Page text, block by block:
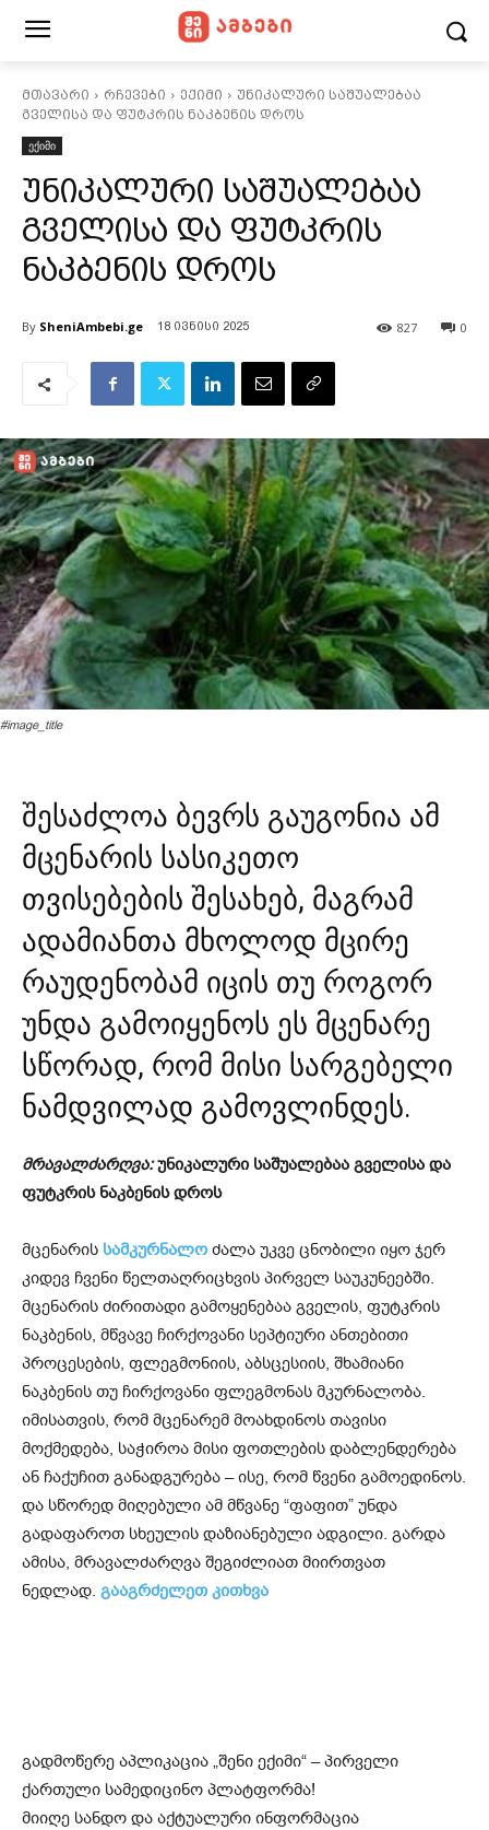
მთავარი რჩევები ექიმი
უნიკალური საშუალებაა
გველისა და ფუტკრის ნაკბენის დროს
ექიმი
უნიკალური საშუალებაა
გველისა და ფუტკრის
ნაკბენის დროს
By SheniAmbebi.ge 18 ივნისი 2025 0
827
#image_title
შესაძლოა ბევრს გაუგონია ამ
მცენარის სასიკეთო
თვისებების შესახებ, მაგრამ
ადამიანთა მხოლოდ მცირე
რაუდენობამ იცის თუ როგორ
უნდა გამოიყენოს ეს მცენარე
სწორად, რომ მისი სარგებელი
ნამდვილად გამოვლინდეს.
მრავალძარღვა:უნიკალური საშუალებაა გველისა და
ფუტკრის ნაკბენის დროს
მცენარის სამკურნალო ძალა უკვე ცნობილი იყო ჯერ
კიდევ ჩვენი წელთაღრიცხვის პირველ საუკუნეებში.
მცენარის ძირითადი გამოყენებაა გველის, ფუტკრის
ნაკბენის, მწვავე ჩირქოვანი სეპტიური ანთებითი
პროცესების, ფლეგმონიის, აბსცესიის, შხამიანი
ნაკბენის თუ ჩირქოვანი ფლეგმონას მკურნალობა.
იმისათვის, რომ მცენარემ მოახდინოს თავისი
მოქმედება, საჭიროა მისი ფოთლების დაბლენდერება
ან ჩაქუჩით განადგურება – ისე, რომ წვენი გამოედინოს.
და სწორედ მიღებული ამ მწვანე “ფაფით” უნდა
გადაფაროთ სხეულის დაზიანებული ადგილი. გარდა
ამისა, მრავალძარღვა შეგიძლიათ მიირთვათ
ნედლად. გააგრძელეთ კითხვა
გადმოწერე აპლიკაცია „შენი ექიმი“ – პირველი
ქართული სამედიცინო პლატფორმა!
მიიღე სანდო და აქტუალური ინფორმაცია